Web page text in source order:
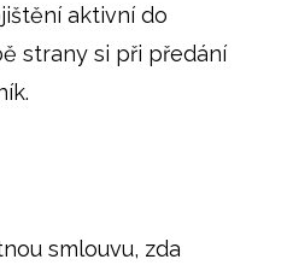
aktivní do
strany si při předání
smlouvu, zda